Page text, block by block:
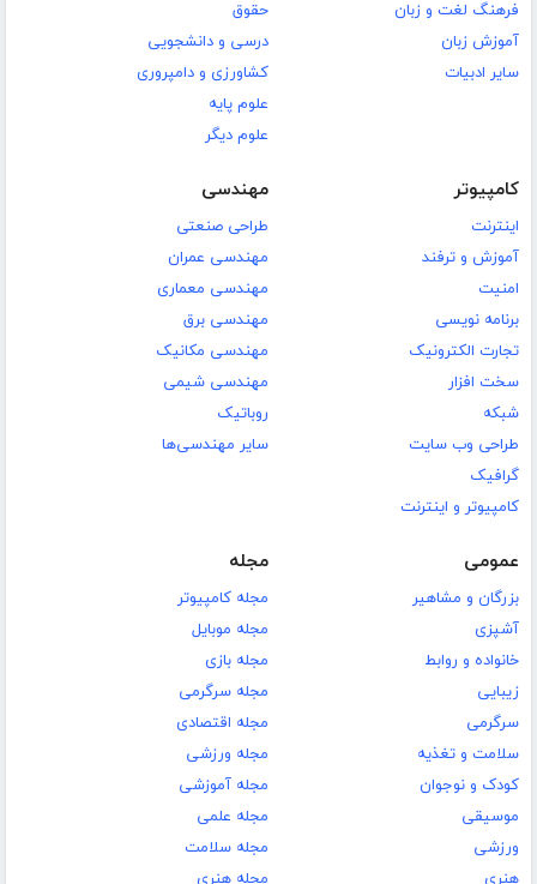
فرهنگ لغت و زبان
آموزش زبان
سایر ادبیات
حقوق
درسی و دانشجویی
کشاورزی و دامپروری
علوم پایه
علوم دیگر
کامپیوتر
اینترنت
آموزش و ترفند
امنیت
برنامه نویسی
تجارت الکترونیک
سخت افزار
شبکه
طراحی وب سایت
گرافیک
کامپیوتر و اینترنت
مهندسی
طراحی صنعتی
مهندسی عمران
مهندسی معماری
مهندسی برق
مهندسی مکانیک
مهندسی شیمی
روباتیک
سایر مهندسی‌ها
عمومی
بزرگان و مشاهیر
آشپزی
خانواده و روابط
زیبایی
سرگرمی
سلامت و تغذیه
کودک و نوجوان
موسیقی
ورزشی
هنری
مجله
مجله کامپیوتر
مجله موبایل
مجله بازی
مجله سرگرمی
مجله اقتصادی
مجله ورزشی
مجله آموزشی
مجله علمی
مجله سلامت
مجله هنری